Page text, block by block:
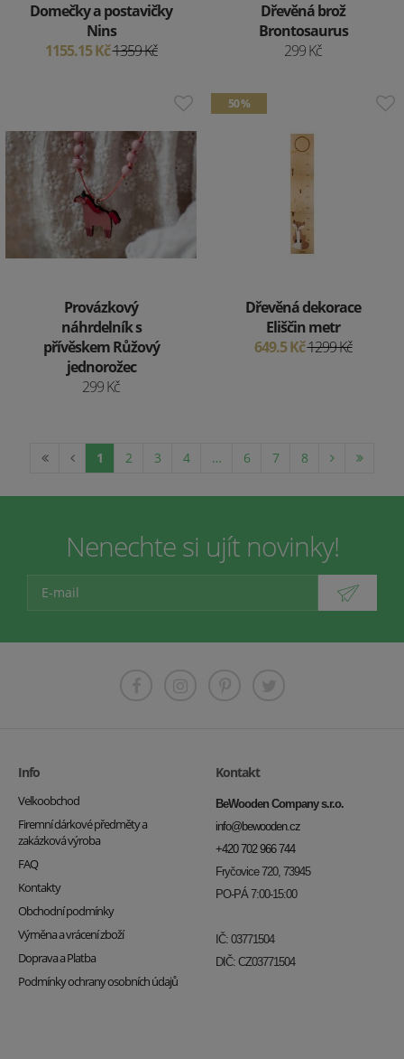
Domečky a postavičky
Nins
1155.15 Kč1359 Kč
Dřevěná brož
Brontosaurus
299 Kč
Provázkový
náhrdelník s
přívěskem Růžový
jednorožec
299 Kč
50 %
Dřevěná dekorace
Eliščin metr
649.5 Kč1299 Kč
1 2 3 4 … 6 7 8
Nenechte si ujít novinky!
Info
Velkoobchod
Firemní dárkové předměty a
zakázková výroba
FAQ
Kontakty
Obchodní podmínky
Výměna a vrácení zboží
Doprava a Platba
Podmínky ochrany osobních údajů
Kontakt
BeWooden Company s.r.o.
info@bewooden.cz
+420 702 966 744
Fryčovice 720, 73945
PO-PÁ 7:00-15:00
IČ: 03771504
DIČ: CZ03771504